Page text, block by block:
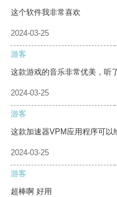
这个软件我非常喜欢
2024-03-25
游客
这款游戏的音乐非常优美，听
2024-03-25
游客
这款加速器VPM应用程序可以
2024-03-25
游客
超棒啊 好用